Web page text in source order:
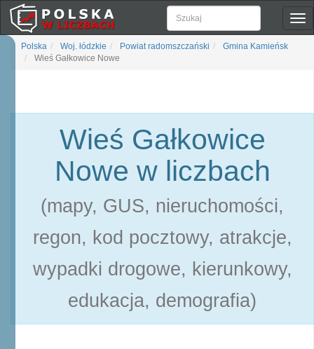
Polska Woj. łódzkie Powiat radomszczański
Gmina Kamieńsk
Wieś Gałkowice Nowe
Wieś Gałkowice
Nowe w liczbach
(mapy, GUS, nieruchomości,
regon, kod pocztowy, atrakcje,
wypadki drogowe, kierunkowy,
edukacja, demografia)